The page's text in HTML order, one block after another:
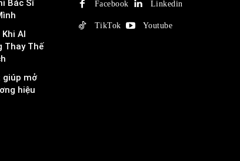
Bác Sĩ
AI
Thay Thế
giúp mở
hiệu
Facebook Linkedin
TikTok Youtube